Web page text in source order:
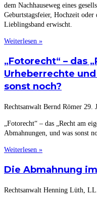
dem Nachhauseweg eines
Geburtstagsfeier, Hochzeit
Lieblingsband erwischt.
Weiterlesen »
„Fotorecht“ – das
Urheberrechte
sonst noch?
Rechtsanwalt Bernd Römer 29.
„Fotorecht“ – das „Recht am
Abmahnungen, und was sonst
Weiterlesen »
Die Abmahnung
Rechtsanwalt Henning Lüth,